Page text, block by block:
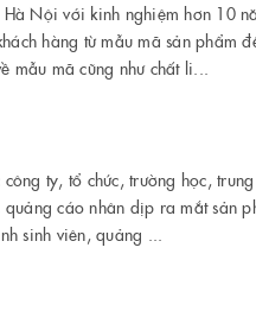
Nội với kinh nghiệm hơn 10
hàng từ mẫu mã sản phẩm
mẫu mã cũng như chất li...
ty, tổ chức, trường học,
cáo nhân dịp ra mắt sản
sinh viên, quảng ...